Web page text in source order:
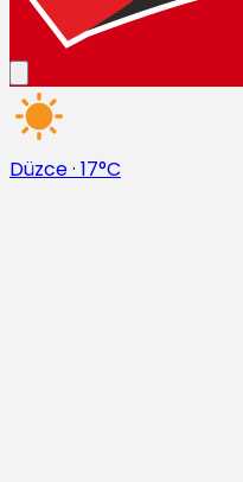
Düzce· 17°C